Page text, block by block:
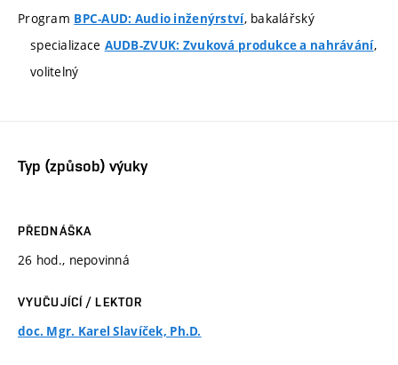
Program BPC-AUD: Audio inženýrství, bakalářský
specializace AUDB-ZVUK: Zvuková produkce a nahrávání,
volitelný
Typ (způsob) výuky
PŘEDNÁŠKA
26 hod., nepovinná
VYUČUJÍCÍ / LEKTOR
doc. Mgr. Karel Slavíček, Ph.D.